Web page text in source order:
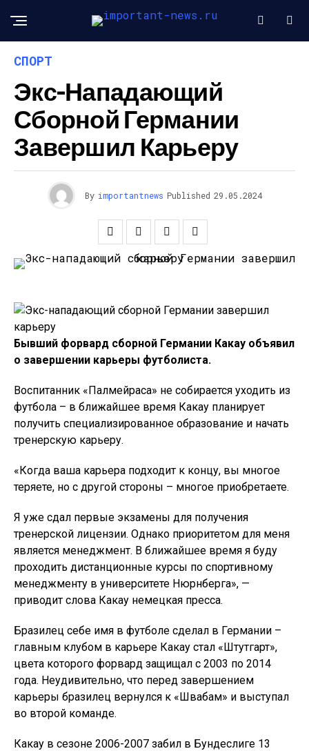
СПОРТ
Экс-Нападающий
Сборной Германии
Завершил Карьеру
By importantnews Published 29.05.2024
Бывший форвард сборной Германии Какау объявил
о завершении карьеры футболиста.
Воспитанник «Палмейраса» не собирается уходить из
футбола – в ближайшее время Какау планирует
получить специализированное образование и начать
тренерскую карьеру.
«Когда ваша карьера подходит к концу, вы многое
теряете, но с другой стороны – многое приобретаете.
Я уже сдал первые экзамены для получения
тренерской лицензии. Однако приоритетом для меня
является менеджмент. В ближайшее время я буду
проходить дистанционные курсы по спортивному
менеджменту в университете Нюрнберга», —
приводит слова Какау немецкая пресса.
Бразилец себе имя в футболе сделал в Германии –
главным клубом в карьере Какау стал «Штутгарт»,
цвета которого форвард защищал с 2003 по 2014
года. Неудивительно, что перед завершением
карьеры бразилец вернулся к «Швабам» и выступал
во второй команде.
Какау в сезоне 2006-2007 забил в Бундеслиге 13